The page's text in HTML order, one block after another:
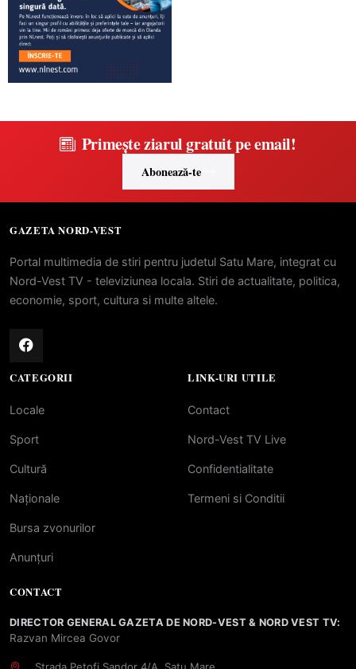
Primește ziarul gratuit pe email!
Abonează-te
GAZETA NORD-VEST
Portal multimedia de stiri pentru judetul Satu Mare, integrat cu
Nord-Vest TV - televiziunea locala. Stiri de actualitate, politica,
economie, sport, cultura si multe altele.
CATEGORII
Locale
Sport
Cultură
Naționale
Bursa zvonurilor
Anunțuri
LINK-URI UTILE
Contact
Nord-Vest TV Live
Confidentialitate
Termeni si Conditii
CONTACT
DIRECTOR GENERAL GAZETA DE NORD-VEST & NORD VEST TV:
Razvan Mircea Govor